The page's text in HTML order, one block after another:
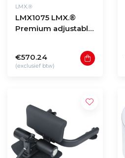
LMX.®
LMX1075 LMX.®
Premium adjustable
€570.24
(exclusief btw)